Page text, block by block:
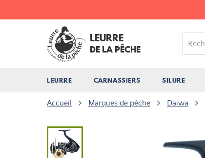
LEURRE
DE LA PÊCHE
LEURRE CARNASSIERS SILURE
Accueil Marques de pêche Daiwa